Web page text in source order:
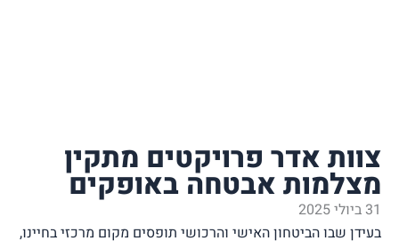
אדר פרויקטים מתקין
אבטחה באופקים
הביטחון האישי והרכושי תופסים מקום מרכזי בחיינו,